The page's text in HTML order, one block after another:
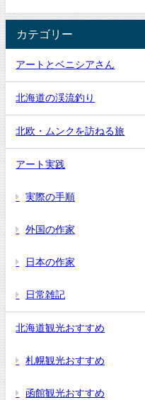
カテゴリー
アートとベニシアさん
北海道の渓流釣り
北欧・ムンクを訪ねる旅
アート実践
実際の手順
外国の作家
日本の作家
日常雑記
北海道観光おすすめ
札幌観光おすすめ
函館観光おすすめ